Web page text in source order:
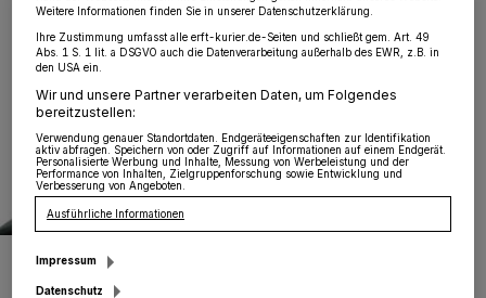
Julius Weckaufs neues Projekt: Im März beginnen die Dreharbeiten
zur „Catweazle“ Neuverfilmung mit Otto Waalkes an seiner Seite.
Weitere Informationen finden Sie in unserer Datenschutzerklärung.
Ihre Zustimmung umfasst alle erft-kurier.de-Seiten und schließt gem. Art. 49
Abs. 1 S. 1 lit. a DSGVO auch die Datenverarbeitung außerhalb des EWR, z.B. in
den USA ein.
Wir und unsere Partner verarbeiten Daten, um Folgendes
bereitzustellen:
Verwendung genauer Standortdaten. Endgeräteeigenschaften zur Identifikation
aktiv abfragen. Speichern von oder Zugriff auf Informationen auf einem Endgerät.
Personalisierte Werbung und Inhalte, Messung von Werbeleistung und der
Performance von Inhalten, Zielgruppenforschung sowie Entwicklung und
Verbesserung von Angeboten.
Ausführliche Informationen
Impressum
Datenschutz